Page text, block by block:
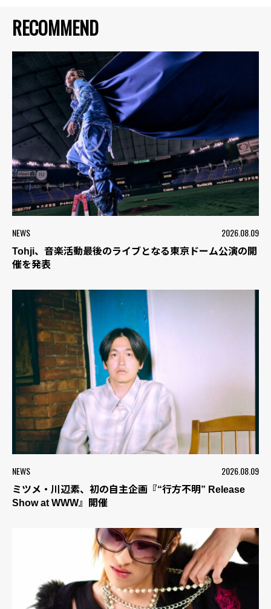
RECOMMEND
NEWS 2026.08.09
Tohji、音楽活動最後のライブとなる東京ドーム公演の開
催を発表
NEWS 2026.08.09
ミツメ・川辺素、初の自主企画『“行方不明” Release
Show at WWW』開催